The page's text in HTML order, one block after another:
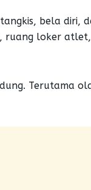
bela diri,
ruang loker atlet,
Terutama